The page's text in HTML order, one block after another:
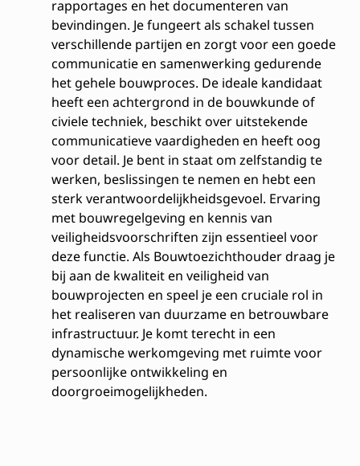
rapportages en het documenteren van
bevindingen. Je fungeert als schakel tussen
verschillende partijen en zorgt voor een goede
communicatie en samenwerking gedurende
het gehele bouwproces. De ideale kandidaat
heeft een achtergrond in de bouwkunde of
civiele techniek, beschikt over uitstekende
communicatieve vaardigheden en heeft oog
voor detail. Je bent in staat om zelfstandig te
werken, beslissingen te nemen en hebt een
sterk verantwoordelijkheidsgevoel. Ervaring
met bouwregelgeving en kennis van
veiligheidsvoorschriften zijn essentieel voor
deze functie. Als Bouwtoezichthouder draag je
bij aan de kwaliteit en veiligheid van
bouwprojecten en speel je een cruciale rol in
het realiseren van duurzame en betrouwbare
infrastructuur. Je komt terecht in een
dynamische werkomgeving met ruimte voor
persoonlijke ontwikkeling en
doorgroeimogelijkheden.